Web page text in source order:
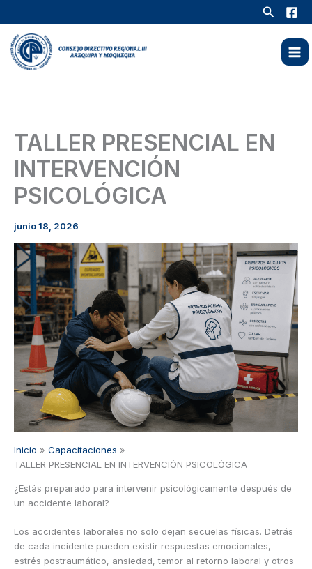
contenido
Buscar
TALLER PRESENCIAL EN
INTERVENCIÓN
PSICOLÓGICA
junio 18, 2026
Inicio
Capacitaciones
TALLER PRESENCIAL EN INTERVENCIÓN PSICOLÓGICA
¿Estás preparado para intervenir psicológicamente después de
un accidente laboral?
Los accidentes laborales no solo dejan secuelas físicas. Detrás
de cada incidente pueden existir respuestas emocionales,
estrés postraumático, ansiedad, temor al retorno laboral y otros